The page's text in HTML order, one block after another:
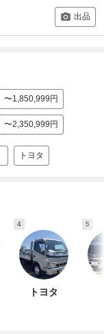
出品
〜1,850,999円
〜2,350,999円
トヨタ
4
トヨタ
5